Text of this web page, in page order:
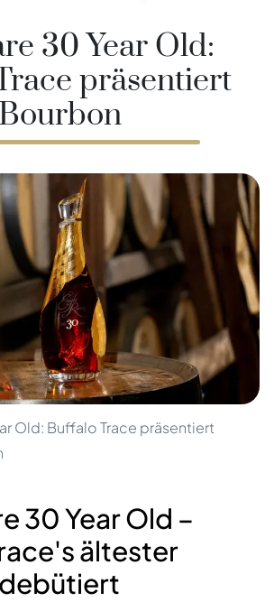
30 Year Old:
präsentiert
Old: Buffalo Trace präsentiert
30 Year Old –
ältester